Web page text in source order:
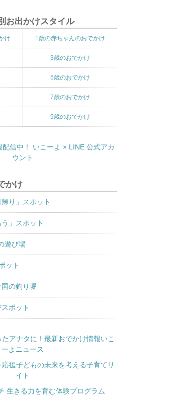
お出かけスタイル
け 1歳の赤ちゃんのおでかけ
3歳のおでかけ
5歳のおでかけ
7歳のおでかけ
9歳のおでかけ
かけ
り」スポット
」スポット
遊び場
ット
の釣り堀
ポット